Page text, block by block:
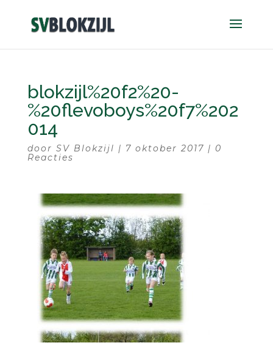
blokzijl%20f2%20-
%20flevoboys%20f7%202
014
door SV Blokzijl | 7 oktober 2017 | 0
Reacties